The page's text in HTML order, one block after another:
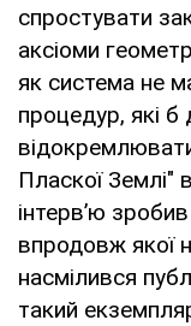
спростувати
аксіоми
як система не
процедур, які б
Пласкої Землі"
інтерв’ю
впродовж якої
насмілився
такий